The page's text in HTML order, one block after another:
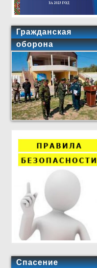
Гражданская
оборона
Спасение